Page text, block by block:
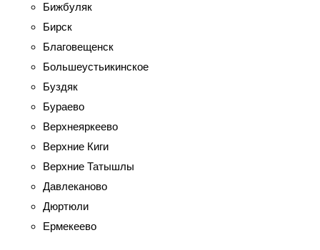
Бижбуляк
Бирск
Благовещенск
Большеустьикинское
Буздяк
Бураево
Верхнеяркеево
Верхние Киги
Верхние Татышлы
Давлеканово
Дюртюли
Ермекеево